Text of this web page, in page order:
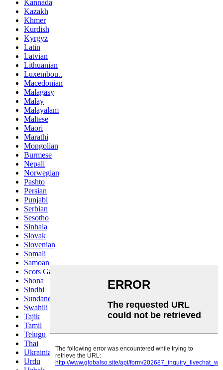
Kannada
Kazakh
Khmer
Kurdish
Kyrgyz
Latin
Latvian
Lithuanian
Luxembou..
Macedonian
Malagasy
Malay
Malayalam
Maltese
Maori
Marathi
Mongolian
Burmese
Nepali
Norwegian
Pashto
Persian
Punjabi
Serbian
Sesotho
Sinhala
Slovak
Slovenian
Somali
Samoan
Scots Gaelic
Shona
Sindhi
Sundanese
Swahili
Tajik
Tamil
Telugu
Thai
Ukrainian
Urdu